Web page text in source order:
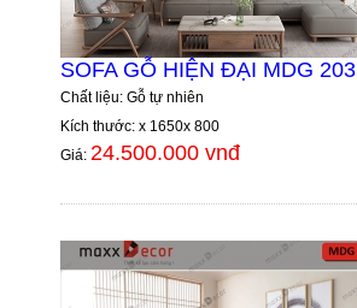
SOFA GỖ HIỆN ĐẠI MDG 203
Chất liệu: Gỗ tự nhiên
Kích thước: x 1650x 800
Giá: 24.500.000 vnđ